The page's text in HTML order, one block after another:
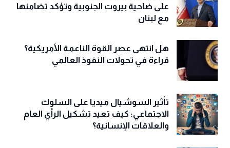
على ضاحية بيروت الجنوبية وتؤكد تضامنها
مع لبنان
هل انتهى عصر القوة الناعمة الأمريكية؟
قراءة في تحولات النفوذ العالمي
تأثير السوشيال ميديا على السلوك
الاجتماعي: كيف تعيد تشكيل الرأي العام
والعلاقات الإنسانية؟